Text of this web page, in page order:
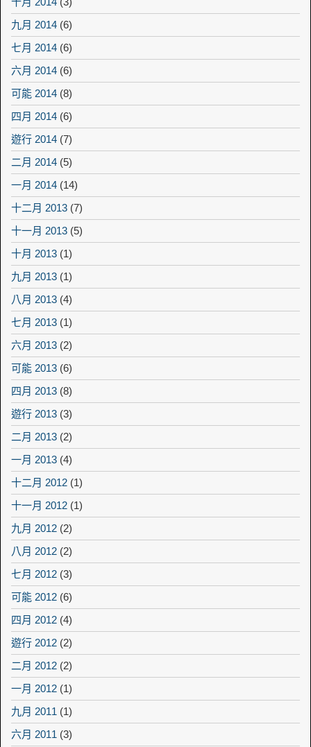
九月 2014 (6)
七月 2014 (6)
六月 2014 (6)
可能 2014 (8)
四月 2014 (6)
遊行 2014 (7)
二月 2014 (5)
一月 2014 (14)
十二月 2013 (7)
十一月 2013 (5)
十月 2013 (1)
九月 2013 (1)
八月 2013 (4)
七月 2013 (1)
六月 2013 (2)
可能 2013 (6)
四月 2013 (8)
遊行 2013 (3)
二月 2013 (2)
一月 2013 (4)
十二月 2012 (1)
十一月 2012 (1)
九月 2012 (2)
八月 2012 (2)
七月 2012 (3)
可能 2012 (6)
四月 2012 (4)
遊行 2012 (2)
二月 2012 (2)
一月 2012 (1)
九月 2011 (1)
六月 2011 (3)